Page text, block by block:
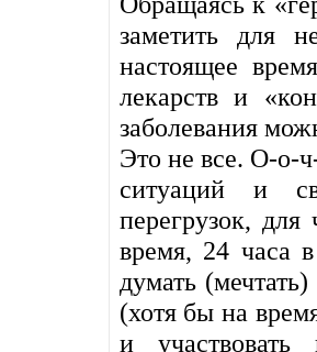
заметить для
настоящее
лекарств и
заболевания
Это не все. О-о-
ситуаций и
перегрузок, для
время, 24 часа
думать
(хотя бы на
и участвовать